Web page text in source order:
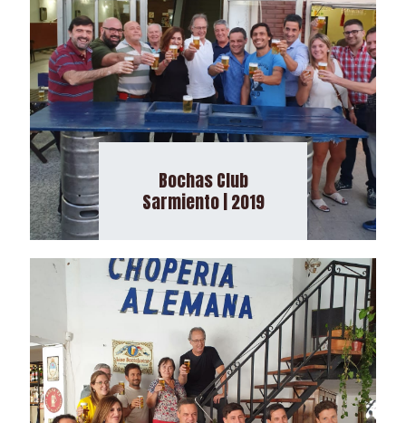
Bochas Club
Sarmiento | 2019